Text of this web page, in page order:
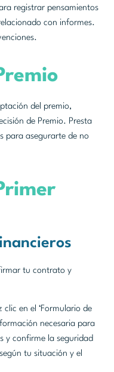
registrar pensamientos
con informes.
del premio,
de Premio. Presta
para asegurarte de no
tu contrato y
en el ‘Formulario de
necesaria para
y confirme la seguridad
tu situación y el